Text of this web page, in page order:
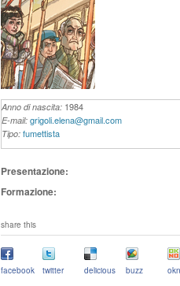
Anno di nascita: 1984
E-mail: grigoli.elena@gmail.com
Tipo: fumettista
Presentazione:
Formazione:
share this
facebook twitter delicious buzz